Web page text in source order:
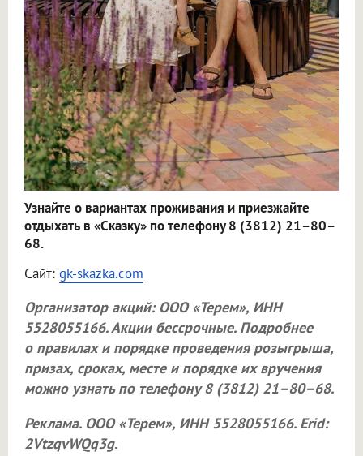
Узнайте о вариантах проживания и приезжайте
отдыхать в «Сказку» по телефону 8 (3812) 21–80–
68.
Сайт: gk-skazka.com
Организатор акций: ООО «Терем», ИНН
5528055166. Акции бессрочные. Подробнее
о правилах и порядке проведения розыгрыша,
призах, сроках, месте и порядке их вручения
можно узнать по телефону 8 (3812) 21–80–68.
Реклама. ООО «Терем», ИНН 5528055166. Erid:
2VtzqvWQq3g.